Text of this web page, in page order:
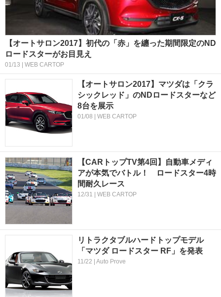
【オートサロン2017】初代の「赤」を纏った期間限定のND
ロードスターがお目見え
01/13 | WEB CARTOP
【オートサロン2017】マツダは「クラ
シックレッド」のNDロードスターなど
8台を展示
01/08 | WEB CARTOP
【CARトップTV第4回】自動車メディ
アが本気でバトル！ ロードスター4時
間耐久レース
12/31 | WEB CARTOP
リトラクタブルハードトップモデル
「マツダ ロードスター RF」を発表
11/22 | Auto Prove